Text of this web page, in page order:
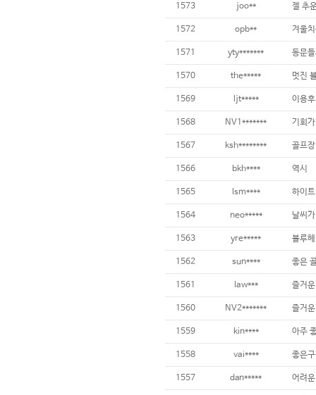
1573 joo** 젤 추
1572 opb**
1571 yty******* 동문
1570 the***** 멋진
1569 ljt***** 이용
1568 NV1******* 기회
1567 ksh******** 골프
1566 bkh**** 역시
1565 lsm**** 하이
1564 neo***** 날씨
1563 yre***** 블루
1562 sun**** 좋은
1561 law*** 즐거
1560 NV2******* 즐거
1559 kin**** 아주
1558 vai**** 좋은
1557 dan***** 어려